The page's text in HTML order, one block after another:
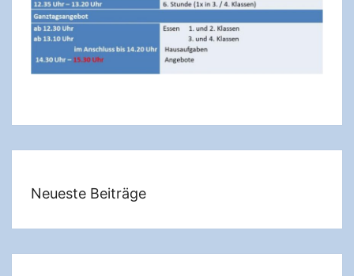
Neueste Beiträge